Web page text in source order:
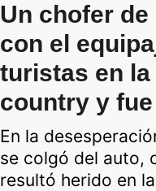
Un chofer
con el
turistas en
country y
En la
se colgó del auto,
resultó herido en